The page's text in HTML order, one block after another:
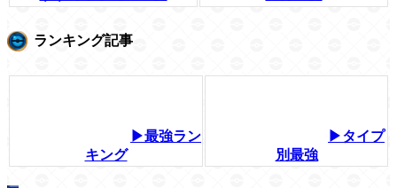
ランキング記事
▶最強ラン
キング
▶タイプ
別最強